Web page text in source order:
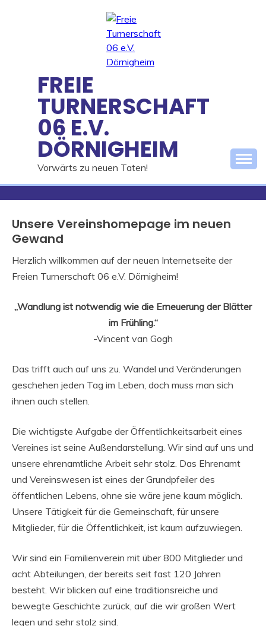
FREIE
TURNERSCHAFT
06 E.V.
DÖRNIGHEIM
Vorwärts zu neuen Taten!
Unsere Vereinshomepage im neuen
Gewand
Herzlich willkommen auf der neuen Internetseite der
Freien Turnerschaft 06 e.V. Dörnigheim!
„Wandlung ist notwendig wie die Erneuerung der Blätter
im Frühling.“
-Vincent van Gogh
Das trifft auch auf uns zu. Wandel und Veränderungen
geschehen jeden Tag im Leben, doch muss man sich
ihnen auch stellen.
Die wichtigste Aufgabe der Öffentlichkeitsarbeit eines
Vereines ist seine Außendarstellung. Wir sind auf uns und
unsere ehrenamtliche Arbeit sehr stolz. Das Ehrenamt
und Vereinswesen ist eines der Grundpfeiler des
öffentlichen Lebens, ohne sie wäre jene kaum möglich.
Unsere Tätigkeit für die Gemeinschaft, für unsere
Mitglieder, für die Öffentlichkeit, ist kaum aufzuwiegen.
Wir sind ein Familienverein mit über 800 Mitglieder und
acht Abteilungen, der bereits seit fast 120 Jahren
besteht. Wir blicken auf eine traditionsreiche und
bewegte Geschichte zurück, auf die wir großen Wert
legen und sehr stolz sind.